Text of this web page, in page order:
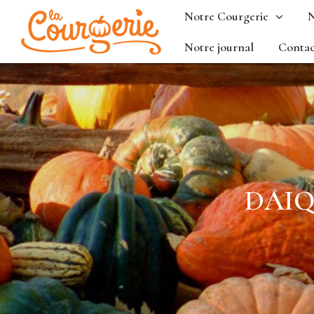
Notre Courgerie
Notre journal